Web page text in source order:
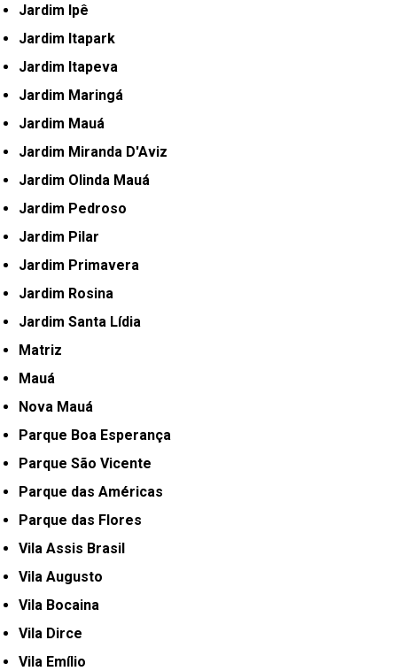
Jardim Ipê
Jardim Itapark
Jardim Itapeva
Jardim Maringá
Jardim Mauá
Jardim Miranda D'Aviz
Jardim Olinda Mauá
Jardim Pedroso
Jardim Pilar
Jardim Primavera
Jardim Rosina
Jardim Santa Lídia
Matriz
Mauá
Nova Mauá
Parque Boa Esperança
Parque São Vicente
Parque das Américas
Parque das Flores
Vila Assis Brasil
Vila Augusto
Vila Bocaina
Vila Dirce
Vila Emílio